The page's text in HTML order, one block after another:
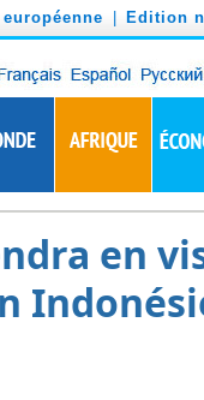
Edition
en